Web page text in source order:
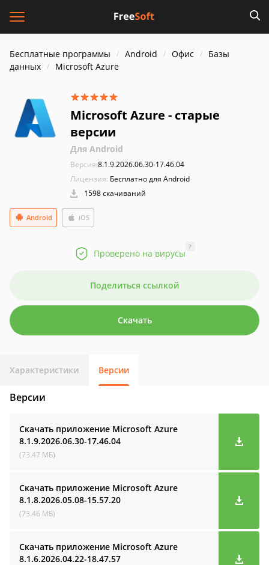
Бесплатные программы Android Офис
Базы
данных
Microsoft Azure
Microsoft Azure - старые
версии
Для Android
Версия:8.1.9.2026.06.30-17.46.04
Лицензия: Бесплатно для Android
1598 скачиваний
iOS
Android
Проверено на вирусы
?
Поделиться ссылкой
Скачать
Характеристики Версии
Версии
Скачать приложение Microsoft Azure
8.1.9.2026.06.30-17.46.04
(73.47 МБ)
Скачать приложение Microsoft Azure
8.1.8.2026.05.08-15.57.20
(73.46 МБ)
Скачать приложение Microsoft Azure
8.1.6.2026.04.22-18.47.57